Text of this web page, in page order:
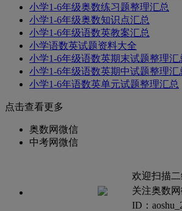
小学1-6年级奥数练习题整理汇总
小学1-6年级奥数知识点汇总
小学1-6年级语数英教案汇总
小学语数英试题资料大全
小学1-6年级语数英期末试题整理汇
小学1-6年级语数英期中试题整理汇
小学1-6年语数英单元试题整理汇总
点击查看更多
奥数网微信
中考网微信
欢迎扫描
关注奥数
ID：